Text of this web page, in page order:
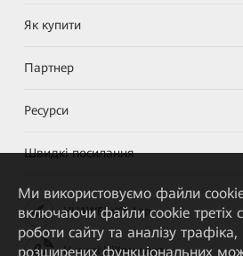
Як купити
Партнер
Ресурси
Швидкі посилання
HUAWEI eKit App
Huawei HiKnow App
Ми використовуємо файли
включаючи файли cookie третіх
роботи сайту та аналізу
розширених функціональних